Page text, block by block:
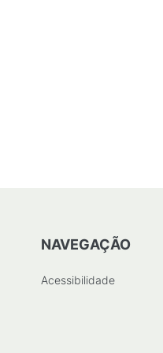
NAVEGAÇÃO
Acessibilidade